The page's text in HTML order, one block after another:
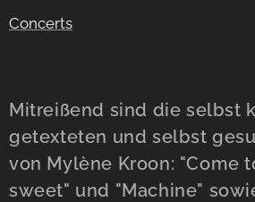
Concerts
Mitreißend sind die selbst
getexteten und selbst
von Mylène Kroon: "Come
sweet" und "Machine"